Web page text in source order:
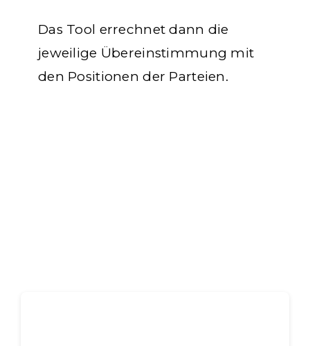
Das Tool errechnet dann die
jeweilige Übereinstimmung mit
den Positionen der Parteien.